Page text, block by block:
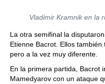
Vladimir Kramnik en la
La otra semifinal la
Etienne Bacrot. Ellos
pero a la vez muy diferente.
En la primera partida, Bacrot
Mamedyarov con un ataque